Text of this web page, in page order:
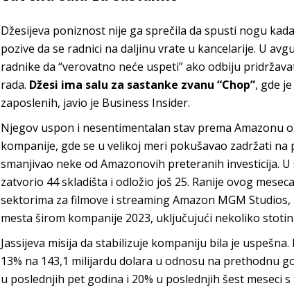
Džesijeva poniznost nije ga sprečila da spusti nogu
pozive da se radnici na daljinu vrate u kancelarije. U
radnike da “verovatno neće uspeti” ako odbiju
rada. Džesi ima salu za sastanke zvanu “Chop”, gde
zaposlenih, javio je Business Insider.
Njegov uspon i nesentimentalan stav prema Amazonu
kompanije, gde se u velikoj meri pokušavao zadržati
smanjivao neke od Amazonovih preteranih investicija.
zatvorio 44 skladišta i odložio još 25. Ranije ovog
sektorima za filmove i streaming Amazon MGM
mesta širom kompanije 2023, uključujući nekoliko
Jassijeva misija da stabilizuje kompaniju bila je
13% na 143,1 milijardu dolara u odnosu na prethodnu
u poslednjih pet godina i 20% u poslednjih šest meseci